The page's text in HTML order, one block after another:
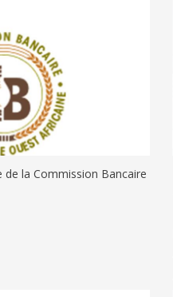
la Commission Bancaire